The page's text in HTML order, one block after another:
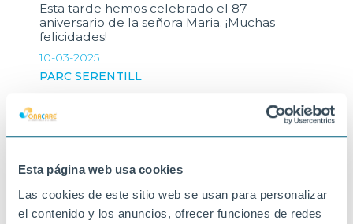
Esta página web usa cookies
Las cookies de este sitio web se usan para personalizar
el contenido y los anuncios, ofrecer funciones de redes
Esta tarde hemos celebrado el 87
aniversario de la señora Maria. ¡Muchas
felicidades!
10-03-2025
PARC SERENTILL